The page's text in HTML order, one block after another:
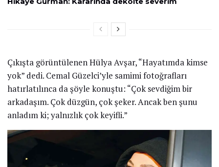
Çıkışta görüntülenen Hülya Avşar, “Hayatımda kimse
yok” dedi. Cemal Güzelci’yle samimi fotoğrafları
hatırlatılınca da şöyle konuştu: “Çok sevdiğim bir
arkadaşım. Çok düzgün, çok şeker. Ancak ben şunu
anladım ki; yalnızlık çok keyifli.”